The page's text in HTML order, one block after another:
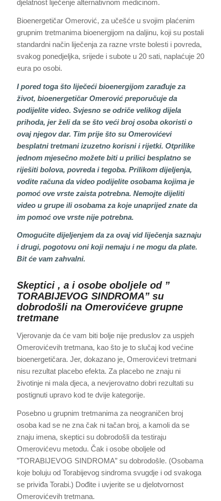
djelatnost liječenje alternativnom medicinom.
Bioenergetičar Omerović, za učešće u svojim plaćenim
grupnim tretmanima bioenergijom na daljinu, koji su postali
standardni način liječenja za razne vrste bolesti i povreda,
svakog ponedjeljka, srijede i subote u 20 sati, naplaćuje 20
eura po osobi.
I pored toga što liječeći bioenergijom zarađuje za
život, bioenergetičar Omerović preporučuje da
podijelite video. Svjesno se odriče velikog dijela
prihoda, jer želi da se što veći broj osoba okoristi o
ovaj njegov dar. Tim prije što su Omerovićevi
besplatni tretmani izuzetno korisni i rijetki. Otprilike
jednom mjesečno možete biti u prilici besplatno se
riješiti bolova, povreda i tegoba. Prilikom dijeljenja,
vodite računa da video podijelite osobama kojima je
pomoć ove vrste zaista potrebna. Nemojte dijeliti
video u grupe ili osobama za koje unaprijed znate da
im pomoć ove vrste nije potrebna.
Omogućite dijeljenjem da za ovaj vid liječenja saznaju
i drugi, pogotovu oni koji nemaju i ne mogu da plate.
Bit će vam zahvalni.
Skeptici , a i osobe oboljele od ”
TORABIJEVOG SINDROMA” su
dobrodošli na Omerovićeve grupne
tretmane
Vjerovanje da će vam biti bolje nije preduslov za uspjeh
Omerovićevih tretmana, kao što je to slučaj kod većine
bioenergetičara. Jer, dokazano je, Omerovićevi tretmani
nisu rezultat placebo efekta. Za placebo ne znaju ni
životinje ni mala djeca, a nevjerovatno dobri rezultati su
postignuti upravo kod te dvije kategorije.
Posebno u grupnim tretmanima za neograničen broj
osoba kad se ne zna čak ni tačan broj, a kamoli da se
znaju imena, skeptici su dobrodošli da testiraju
Omerovićevu metodu. Čak i osobe oboljele od
”TORABIJEVOG SINDROMA” su dobrodošle. (Osobama
koje boluju od Torabijevog sindroma svugdje i od svakoga
se priviđa Torabi.) Dođite i uvjerite se u djelotvornost
Omerovićevih tretmana.